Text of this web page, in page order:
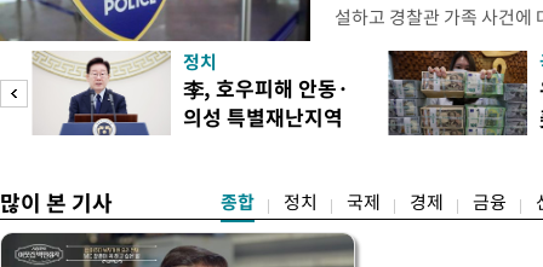
설하고 경찰관 가족 사건에
피제'를 도입한다. 경찰청
후속 조치 태스크포스
우선 올해 하반기 인사에
하던 수사감찰 기능을 인
정치
李, 호우피해 안동·
의성 특별재난지역
많이 본 기사 종합 정치 국제 경제 금융